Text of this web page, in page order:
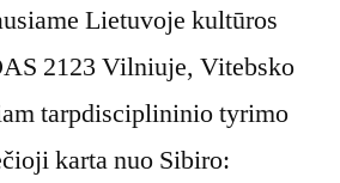
Lietuvoje kultūros
2123 Vilniuje, Vitebsko
tarpdisciplininio tyrimo
karta nuo Sibiro: